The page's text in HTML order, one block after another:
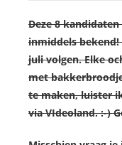
Deze 8
inmiddels bekend!
juli volgen. Elke
met
te maken, luister
via VIdeoland. :-)